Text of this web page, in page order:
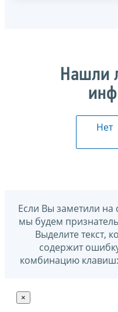
Нашли
Нет
Если Вы заметили на
мы будем
Выделите текст,
содержит
комбинацию
×